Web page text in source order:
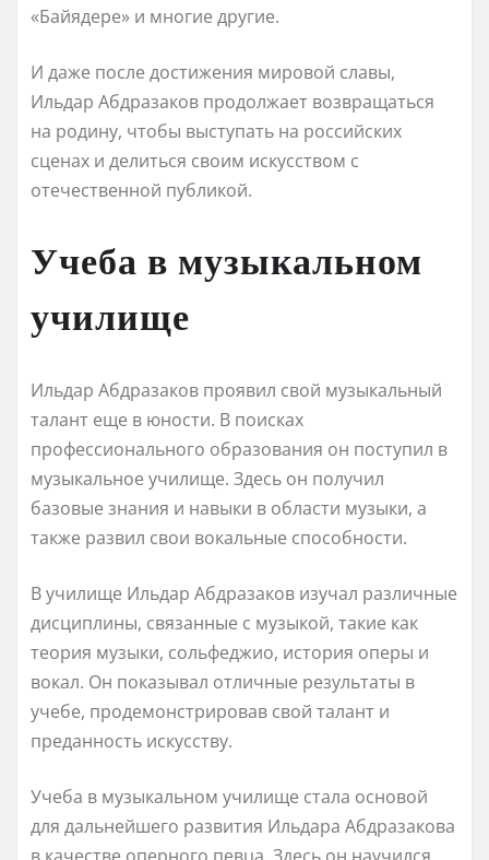
«Байядере» и многие другие.
И даже после достижения мировой славы,
Ильдар Абдразаков продолжает возвращаться
на родину, чтобы выступать на российских
сценах и делиться своим искусством с
отечественной публикой.
Учеба в музыкальном
училище
Ильдар Абдразаков проявил свой музыкальный
талант еще в юности. В поисках
профессионального образования он поступил в
музыкальное училище. Здесь он получил
базовые знания и навыки в области музыки, а
также развил свои вокальные способности.
В училище Ильдар Абдразаков изучал различные
дисциплины, связанные с музыкой, такие как
теория музыки, сольфеджио, история оперы и
вокал. Он показывал отличные результаты в
учебе, продемонстрировав свой талант и
преданность искусству.
Учеба в музыкальном училище стала основой
для дальнейшего развития Ильдара Абдразакова